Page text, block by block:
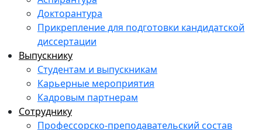
Докторантура
Прикрепление для подготовки кандидатской
диссертации
Выпускнику
Студентам и выпускникам
Карьерные мероприятия
Кадровым партнерам
Сотруднику
Профессорско-преподавательский состав